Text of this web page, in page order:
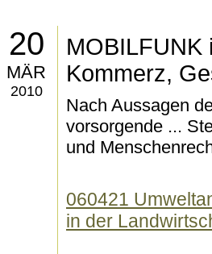
20
MÄR
2010
MOBILFUNK
Kommerz,
Nach Aussagen
vorsorgende ...
und
060421
in der